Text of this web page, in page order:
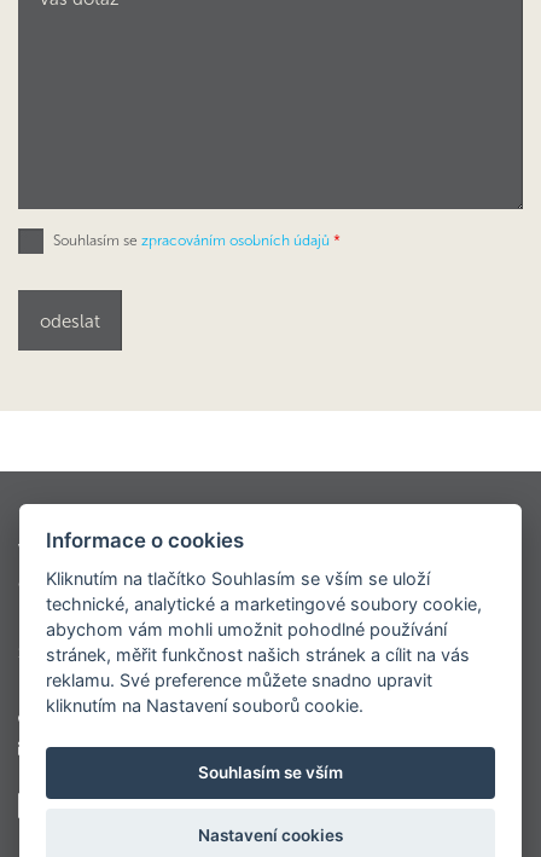
Souhlasím se zpracováním osobních údajů *
Kontio styly
Virtuální prohlídky
Modely dřevostaveb KONTIO
Ceník
O nás Napsali o nás
Realizace
Roubenky
Sruby
Velké luxusní srubové domy
Srubové chaty
Virtuální prohlídka centrály
marketing@kontio.cz
© 2010 – 2017 Kontio.cz – Dřevěné sruby, srubové domy a
Informace o cookies
Kliknutím na tlačítko Souhlasím se vším se uloží
technické, analytické a marketingové soubory cookie,
abychom vám mohli umožnit pohodlné používání
stránek, měřit funkčnost našich stránek a cílit na vás
reklamu. Své preference můžete snadno upravit
kliknutím na Nastavení souborů cookie.
Souhlasím se vším
Nastavení cookies